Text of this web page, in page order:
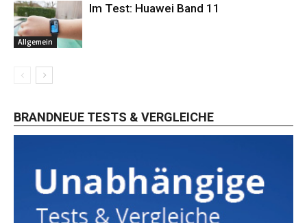
Allgemein
Im Test: Huawei Band 11
BRANDNEUE TESTS & VERGLEICHE